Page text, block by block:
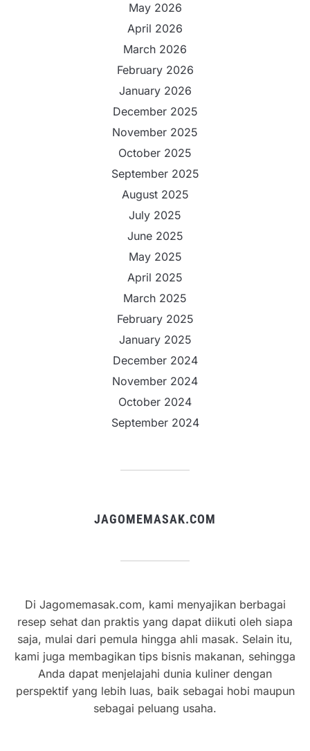
May 2026
April 2026
March 2026
February 2026
January 2026
December 2025
November 2025
October 2025
September 2025
August 2025
July 2025
June 2025
May 2025
April 2025
March 2025
February 2025
January 2025
December 2024
November 2024
October 2024
September 2024
JAGOMEMASAK.COM
Di Jagomemasak.com, kami menyajikan berbagai
resep sehat dan praktis yang dapat diikuti oleh siapa
saja, mulai dari pemula hingga ahli masak. Selain itu,
kami juga membagikan tips bisnis makanan, sehingga
Anda dapat menjelajahi dunia kuliner dengan
perspektif yang lebih luas, baik sebagai hobi maupun
sebagai peluang usaha.